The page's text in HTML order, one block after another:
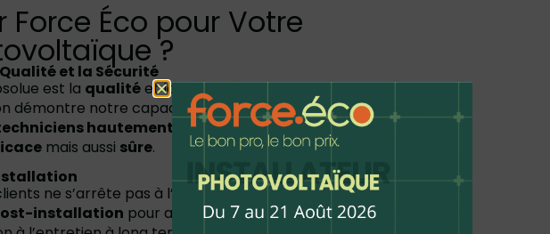
Force Éco pour Votre
?
et la Sécurité
est la qualité et lasécurité dans chaque projetque
démontre notre capacité àgérer des situations
hautement qualifiés
garantissent que chaque
mais aussi sûre.
ne s’arrête pas à l’installation. Nous offrons unservice
installation pour assurer la satisfaction totale de nos